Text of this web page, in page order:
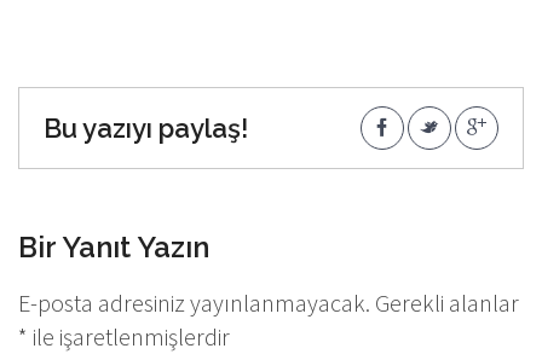
Bu yazıyı paylaş!
Bir Yanıt Yazın
E-posta adresiniz yayınlanmayacak. Gerekli alanlar
* ile işaretlenmişlerdir